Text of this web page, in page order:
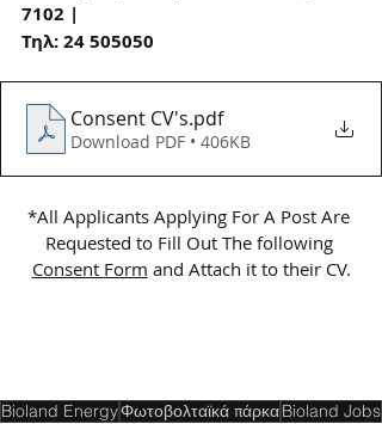
7102 |
Τηλ: 24 505050
Consent CV's.pdf
Download PDF • 406KB
*All Applicants Applying For A Post Are
Requested to Fill Out The following
Consent Form and Attach it to their CV.
Bioland EnergyΦωτοβολταϊκά πάρκαBioland Jobs